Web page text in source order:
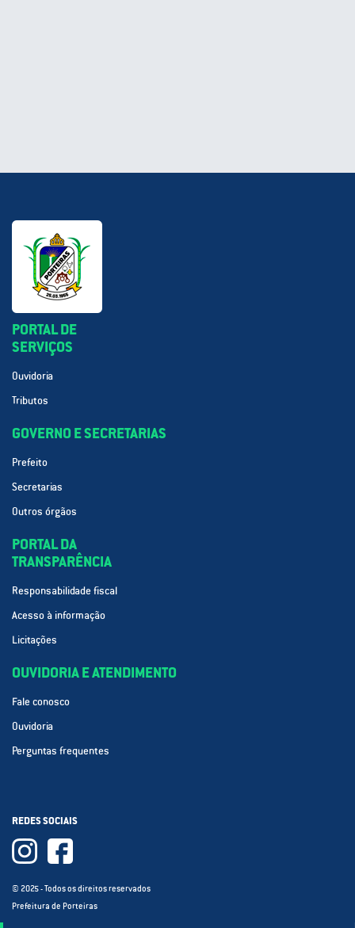
PORTAL DE
SERVIÇOS
Ouvidoria
Tributos
GOVERNO E SECRETARIAS
Prefeito
Secretarias
Outros órgãos
PORTAL DA
TRANSPARÊNCIA
Responsabilidade fiscal
Acesso à informação
Licitações
OUVIDORIA E ATENDIMENTO
Fale conosco
Ouvidoria
Perguntas frequentes
REDES SOCIAIS
© 2025 - Todos os direitos reservados
Prefeitura de Porteiras